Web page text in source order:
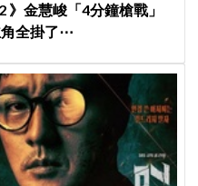
金慧峻「4分鐘槍戰」
角全掛了⋯